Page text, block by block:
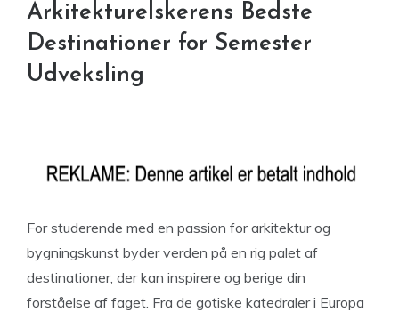
Arkitekturelskerens Bedste
Destinationer for Semester
Udveksling
For studerende med en passion for arkitektur og
bygningskunst byder verden på en rig palet af
destinationer, der kan inspirere og berige din
forståelse af faget. Fra de gotiske katedraler i Europa